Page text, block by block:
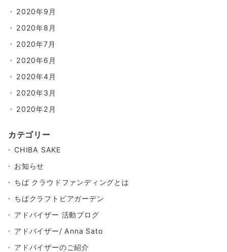
2020年9月
2020年8月
2020年7月
2020年6月
2020年4月
2020年3月
2020年2月
カテゴリー
CHIBA SAKE
お知らせ
ちば クラウドファンディングとは
ちばクラフトビアガーデン
アドバイザー 活動ブログ
アドバイザー/ Anna Sato
アドバイザーのご紹介